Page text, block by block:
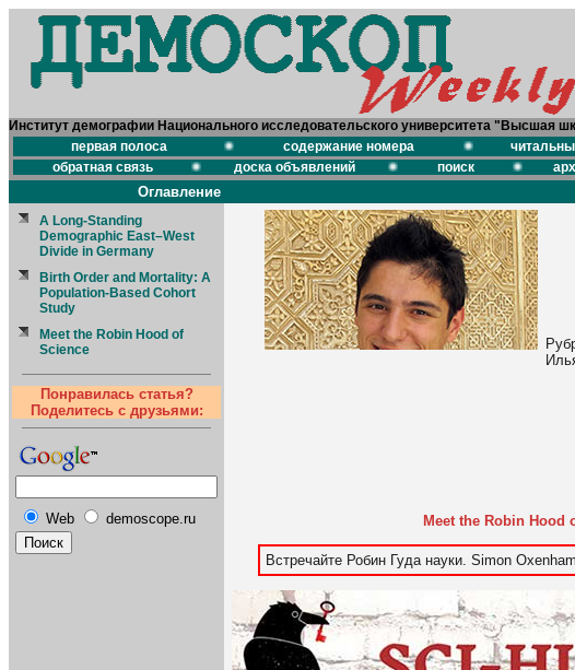
Институт демографии Национального исследовательского университета "Высшая
первая полоса
содержание номера
обратная связь
доска объявлений поиск
Оглавление
A Long-Standing
Demographic East–West
Divide in Germany
Birth Order and Mortality: A
Population-Based Cohort
Study
Meet the Robin Hood of
Science
Понравилась статья?
Поделитесь с друзьями:
Web demoscope.ru Meet the Robin Hood
Встречайте Робин Гуда науки. Simon Oxenham.